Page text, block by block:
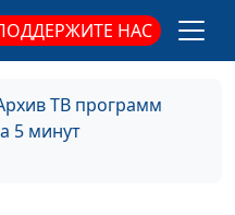
НАС
ТВ программ
5 минут
Синицына,
аспирант
#20